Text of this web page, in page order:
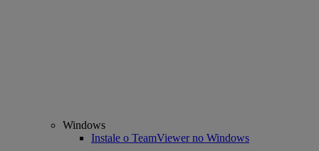
Windows
Instale o TeamViewer no Windows